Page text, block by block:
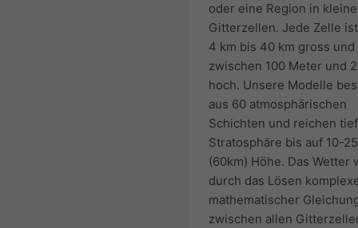
oder eine Region in kleine
Gitterzellen. Jede Zelle
4 km bis 40 km gross und
zwischen 100 Meter und
hoch. Unsere Modelle
aus 60 atmosphärischen
Schichten und reichen
Stratosphäre bis auf 10-
(60km) Höhe. Das Wetter
durch das Lösen
mathematischer
zwischen allen